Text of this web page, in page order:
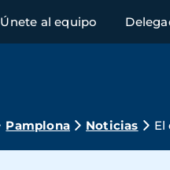
Únete al equipo
Pamplona Noticias El